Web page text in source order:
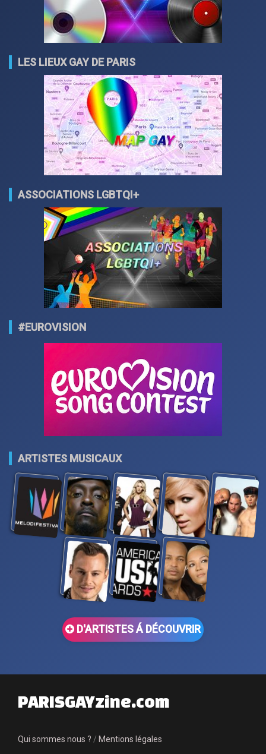
LES LIEUX GAY DE PARIS
ASSOCIATIONS LGBTQI+
#EUROVISION
ARTISTES MUSICAUX
D'ARTISTES Á DÉCOUVRIR
PARISGAYzine.com
Qui sommes nous ? / Mentions légales